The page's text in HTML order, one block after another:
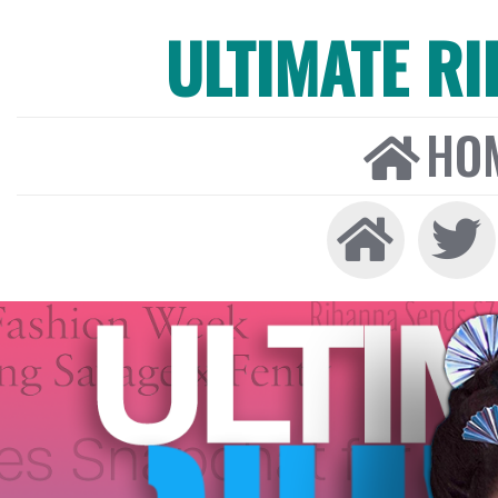
ULTIMATE